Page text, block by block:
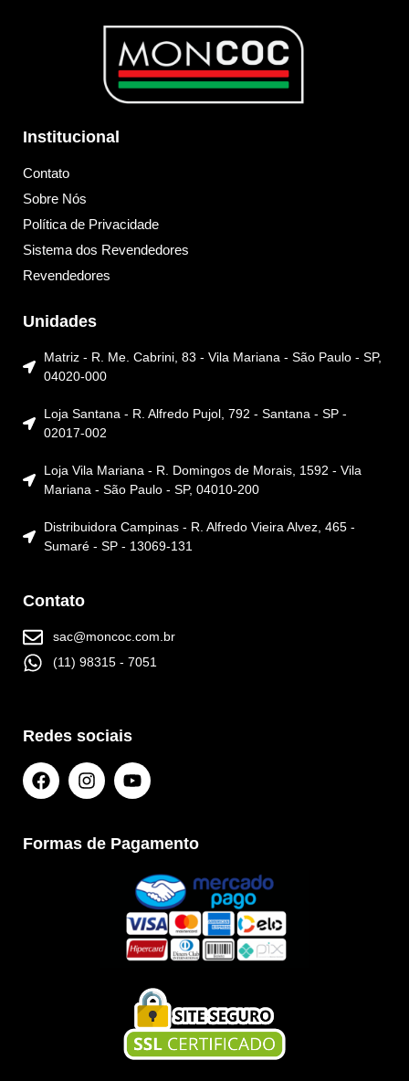
Institucional
Contato
Sobre Nós
Política de Privacidade
Sistema dos Revendedores
Revendedores
Unidades
Matriz - R. Me. Cabrini, 83 - Vila Mariana - São Paulo - SP,
04020-000
Loja Santana - R. Alfredo Pujol, 792 - Santana - SP -
02017-002
Loja Vila Mariana - R. Domingos de Morais, 1592 - Vila
Mariana - São Paulo - SP, 04010-200
Distribuidora Campinas - R. Alfredo Vieira Alvez, 465 -
Sumaré - SP - 13069-131
Contato
sac@moncoc.com.br
(11) 98315 - 7051
Redes sociais
Formas de Pagamento